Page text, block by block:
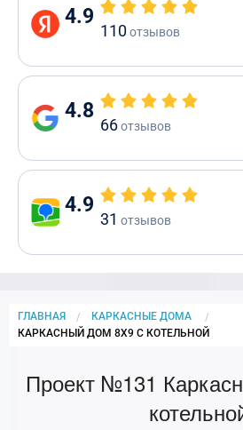
4.9
110отзывов
4.8
66отзывов
4.9
31 отзывов
ГЛАВНАЯ
КАРКАСНЫЕ ДОМА
CURRENT:
КАРКАСНЫЙ ДОМ 8Х9 С КОТЕЛЬНОЙ
Проект №131